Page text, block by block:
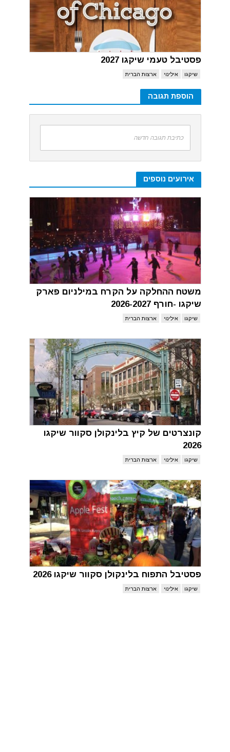
פסטיבל טעמי שיקגו 2027
שיקגו אילינוי ארצות הברית
הוספת תגובה
כתיבת תגובה חדשה
אירועים נוספים
משטח ההחלקה על הקרח במילניום פארק
שיקגו -חורף 2026-2027
שיקגו אילינוי ארצות הברית
קונצרטים של קיץ בלינקולן סקוור שיקגו
2026
שיקגו אילינוי ארצות הברית
פסטיבל התפוח בלינקולן סקוור שיקגו 2026
שיקגו אילינוי ארצות הברית